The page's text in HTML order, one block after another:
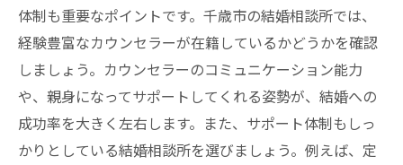
体制も重要なポイントです。千歳市の結婚相談所では、
経験豊富なカウンセラーが在籍しているかどうかを確認
しましょう。カウンセラーのコミュニケーション能力
や、親身になってサポートしてくれる姿勢が、結婚への
成功率を大きく左右します。また、サポート体制もしっ
かりとしている結婚相談所を選びましょう。例えば、定